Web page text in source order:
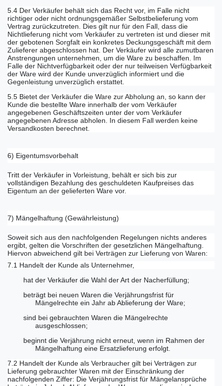
5.4 Der Verkäufer behält sich das Recht vor, im Falle nicht
richtiger oder nicht ordnungsgemäßer Selbstbelieferung vom
Vertrag zurückzutreten. Dies gilt nur für den Fall, dass die
Nichtlieferung nicht vom Verkäufer zu vertreten ist und dieser mit
der gebotenen Sorgfalt ein konkretes Deckungsgeschäft mit dem
Zulieferer abgeschlossen hat. Der Verkäufer wird alle zumutbaren
Anstrengungen unternehmen, um die Ware zu beschaffen. Im
Falle der Nichtverfügbarkeit oder der nur teilweisen Verfügbarkeit
der Ware wird der Kunde unverzüglich informiert und die
Gegenleistung unverzüglich erstattet.
5.5 Bietet der Verkäufer die Ware zur Abholung an, so kann der
Kunde die bestellte Ware innerhalb der vom Verkäufer
angegebenen Geschäftszeiten unter der vom Verkäufer
angegebenen Adresse abholen. In diesem Fall werden keine
Versandkosten berechnet.
6) Eigentumsvorbehalt
Tritt der Verkäufer in Vorleistung, behält er sich bis zur
vollständigen Bezahlung des geschuldeten Kaufpreises das
Eigentum an der gelieferten Ware vor.
7) Mängelhaftung (Gewährleistung)
Soweit sich aus den nachfolgenden Regelungen nichts anderes
ergibt, gelten die Vorschriften der gesetzlichen Mängelhaftung.
Hiervon abweichend gilt bei Verträgen zur Lieferung von Waren:
7.1 Handelt der Kunde als Unternehmer,
hat der Verkäufer die Wahl der Art der Nacherfüllung;
beträgt bei neuen Waren die Verjährungsfrist für
Mängelrechte ein Jahr ab Ablieferung der Ware;
sind bei gebrauchten Waren die Mängelrechte
ausgeschlossen;
beginnt die Verjährung nicht erneut, wenn im Rahmen der
Mängelhaftung eine Ersatzlieferung erfolgt.
7.2 Handelt der Kunde als Verbraucher gilt bei Verträgen zur
Lieferung gebrauchter Waren mit der Einschränkung der
nachfolgenden Ziffer: Die Verjährungsfrist für Mängelansprüche